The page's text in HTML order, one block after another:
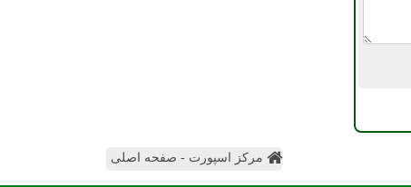
مرکز اسپورت - صفحه اصلی